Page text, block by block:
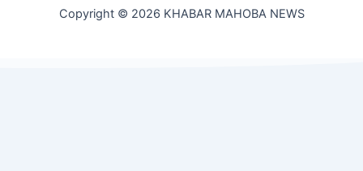
Copyright © 2026 KHABAR MAHOBA NEWS